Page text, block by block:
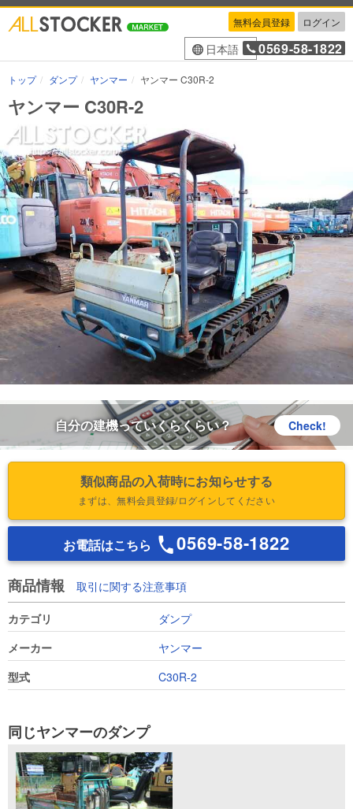
無料会員登録 ログイン
日本語 0569-58-1822
トップ ダンプ ヤンマー ヤンマー C30R-2
ヤンマー C30R-2
自分の建機っていくらくらい？ Check!
類似商品の入荷時にお知らせする
まずは、無料会員登録/ログインしてください
お電話はこちら 0569-58-1822
商品情報 取引に関する注意事項
カテゴリ
ダンプ
メーカー
ヤンマー
型式
C30R-2
同じヤンマーのダンプ